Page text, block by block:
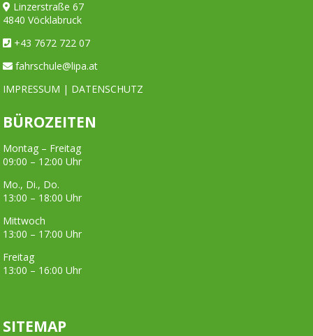
Linzerstraße 67
4840 Vöcklabruck
+43 7672 722 07
fahrschule@lipa.at
IMPRESSUM | DATENSCHUTZ
BÜROZEITEN
Montag – Freitag
09:00 – 12:00 Uhr
Mo., Di., Do.
13:00 – 18:00 Uhr
Mittwoch
13:00 – 17:00 Uhr
Freitag
13:00 – 16:00 Uhr
SITEMAP